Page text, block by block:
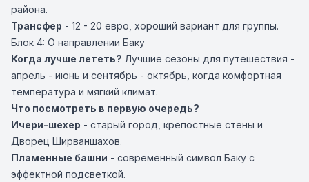
района.
Трансфер - 12 - 20 евро, хороший вариант для группы.
Блок 4: О направлении Баку
Когда лучше лететь? Лучшие сезоны для путешествия -
апрель - июнь и сентябрь - октябрь, когда комфортная
температура и мягкий климат.
Что посмотреть в первую очередь?
Ичери-шехер - старый город, крепостные стены и
Дворец Ширваншахов.
Пламенные башни - современный символ Баку с
эффектной подсветкой.